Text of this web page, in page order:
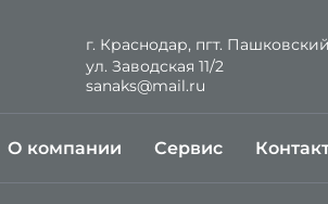
г. Краснодар, пгт.
ул. Заводская 11/2
sanaks@mail.ru
О компании Сервис